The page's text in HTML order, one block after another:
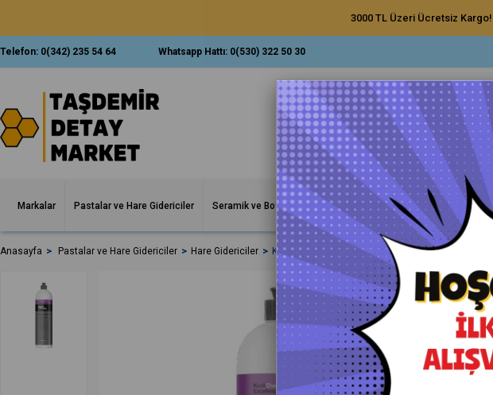
3000 TL Üzeri Ücretsiz
Telefon: 0(342) 235 54 64 Whatsapp Hattı: 0(530) 322 50 30
Markalar Pastalar ve Hare Gidericiler Seramik ve Boya Korumalar İç Bakım Ürünleri Dış Bakım
Anasayfa Pastalar ve Hare Gidericiler Hare Gidericiler Koch Chemie M2.02 Hare Giderici Cila 1 Lt